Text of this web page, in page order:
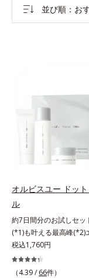
並び順 お
オルビスユー ドッ
ル
約7日間分のお試しセッ
(*1)も叶える最高峰(*2)
ケア(*3)。ハリも透明感
主義。年齢サイン(*5)の
した肌科学エイジング
税込1,760円
（4.39 / 66件）